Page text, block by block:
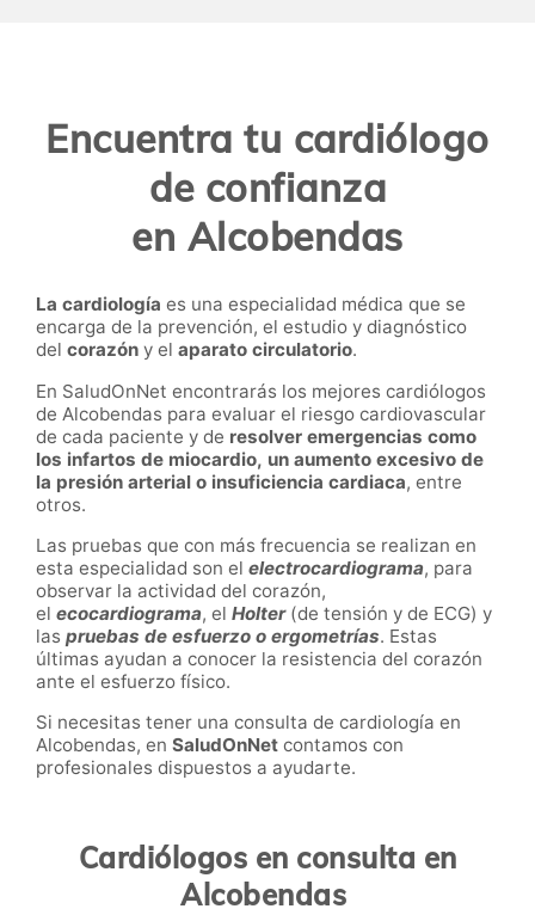
Encuentra tu cardiólogo
de confianza
en Alcobendas
La cardiología es una especialidad médica que se
encarga de la prevención, el estudio y diagnóstico
del corazón y el aparato circulatorio.
En SaludOnNet encontrarás los mejores cardiólogos
de Alcobendas para evaluar el riesgo cardiovascular
de cada paciente y de resolver emergencias como
los infartos de miocardio, un aumento excesivo de
la presión arterial o insuficiencia cardiaca, entre
otros.
Las pruebas que con más frecuencia se realizan en
esta especialidad son el electrocardiograma, para
observar la actividad del corazón,
el ecocardiograma, el Holter(de tensión y de ECG) y
las pruebas de esfuerzo o ergometrías. Estas
últimas ayudan a conocer la resistencia del corazón
ante el esfuerzo físico.
Si necesitas tener una consulta de cardiología en
Alcobendas, en SaludOnNet contamos con
profesionales dispuestos a ayudarte.
Cardiólogos en consulta en
Alcobendas